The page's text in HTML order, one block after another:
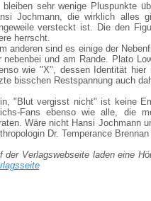
bleiben sehr wenige Pluspunkte
Jochmann, die wirklich alles
versteckt ist. Die den
herrscht.
anderen sind es einige der
nebenbei und am Rande. Plato
wie "X", dessen Identität
bisschen Restspannung auch
"Blut vergisst nicht" ist keine
Fans ebenso wie alle, die
Wäre nicht Hansi Jochmann
Dr. Temperance
der Verlagswebseite laden eine